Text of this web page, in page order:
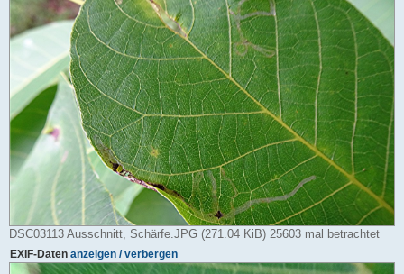
DSC03113 Ausschnitt, Schärfe.JPG (271.04 KiB) 25603 mal betrachtet
EXIF-Daten anzeigen / verbergen